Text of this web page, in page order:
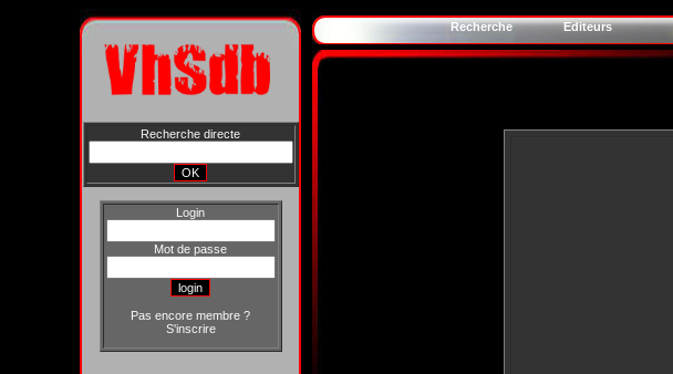
Recherche directe
Login
Mot de passe
Pas encore membre ?
S'inscrire
Recherche Editeurs